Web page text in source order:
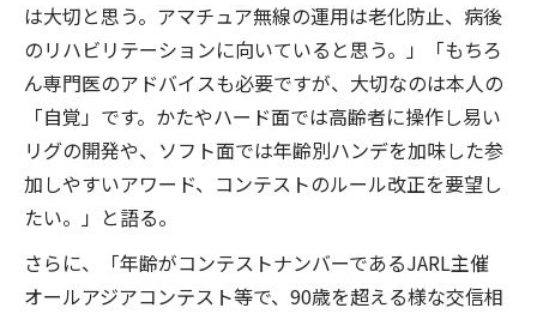
は大切と思う。アマチュア無線の運用は老化防止、病後
のリハビリテーションに向いていると思う。」「もちろ
ん専門医のアドバイスも必要ですが、大切なのは本人の
「自覚」です。かたやハード面では高齢者に操作し易い
リグの開発や、ソフト面では年齢別ハンデを加味した参
加しやすいアワード、コンテストのルール改正を要望し
たい。」と語る。
さらに、「年齢がコンテストナンバーであるJARL主催
オールアジアコンテスト等で、90歳を超える様な交信相